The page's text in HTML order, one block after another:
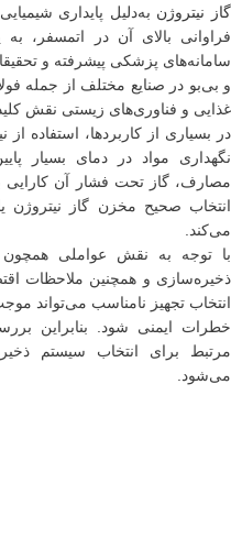
گاز نیتروژن به‌دلیل پایداری
فراوانی بالای آن در اتمسفر،
سامانه‌های پزشکی پیشرفته و
و بی‌بو در صنایع مختلف از جمله
غذایی و فناوری‌های زیستی نقش
در بسیاری از کاربردها، استفاده
نگهداری مواد در دمای بسیار
مصارف، گاز تحت فشار آن کارایی
انتخاب صحیح مخزن گاز نیتروژن
می‌کند.
با توجه به نقش عواملی
ذخیره‌سازی و همچنین ملاحظات
انتخاب تجهیز نامناسب می‌تواند
خطرات ایمنی شود. بنابراین
مرتبط برای انتخاب سیستم
می‌شود.